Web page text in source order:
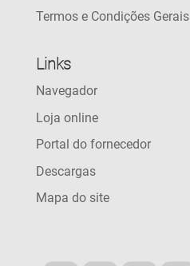
Termos e Condições Gerais
Links
Navegador
Loja online
Portal do fornecedor
Descargas
Mapa do site